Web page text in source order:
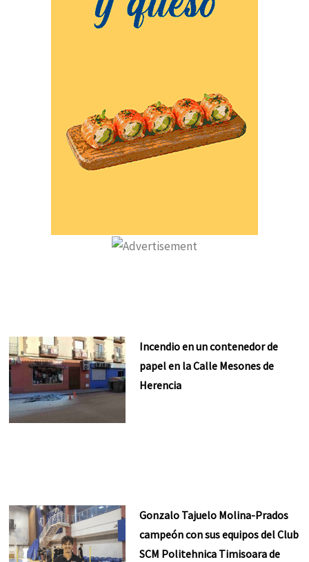
Incendio en un contenedor de
papel en la Calle Mesones de
Herencia
Gonzalo Tajuelo Molina-Prados
campeón con sus equipos del Club
SCM Politehnica Timisoara de